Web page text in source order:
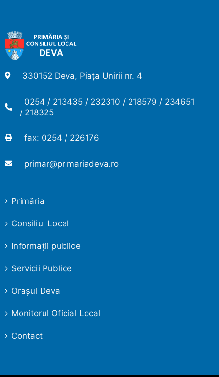
330152 Deva, Piața Unirii nr. 4
0254 / 213435 / 232310 / 218579 / 234651
/ 218325
fax: 0254 / 226176
primar@primariadeva.ro
Primăria
Consiliul Local
Informaţii publice
Servicii Publice
Oraşul Deva
Monitorul Oficial Local
Contact